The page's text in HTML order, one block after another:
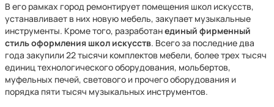
В его рамках город ремонтирует помещения школ искусств,
устанавливает в них новую мебель, закупает музыкальные
инструменты. Кроме того, разработанединый фирменный
стиль оформления школ искусств. Всего за последние два
года закупили 22 тысячи комплектов мебели, более трех тысяч
единиц технологического оборудования, мольбертов,
муфельных печей, светового и прочего оборудования и
порядка пяти тысяч музыкальных инструментов.